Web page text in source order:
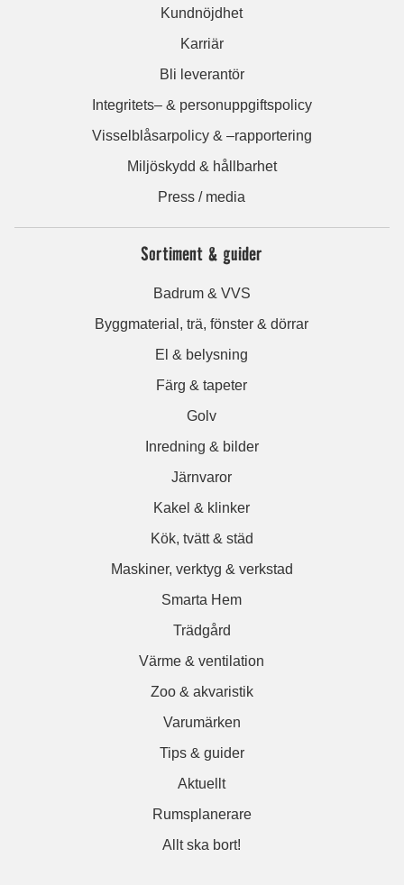
Kundnöjdhet
Karriär
Bli leverantör
Integritets– & personuppgiftspolicy
Visselblåsarpolicy & –rapportering
Miljöskydd & hållbarhet
Press / media
Sortiment & guider
Badrum & VVS
Byggmaterial, trä, fönster & dörrar
El & belysning
Färg & tapeter
Golv
Inredning & bilder
Järnvaror
Kakel & klinker
Kök, tvätt & städ
Maskiner, verktyg & verkstad
Smarta Hem
Trädgård
Värme & ventilation
Zoo & akvaristik
Varumärken
Tips & guider
Aktuellt
Rumsplanerare
Allt ska bort!